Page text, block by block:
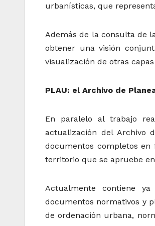
urbanísticas, que
Además de la consulta de
obtener una visión
visualización de otras
PLAU: el Archivo de
En paralelo al trabajo
actualización del Archivo
documentos completos
territorio que se apruebe
Actualmente contiene
documentos normativos y
de ordenación urbana,